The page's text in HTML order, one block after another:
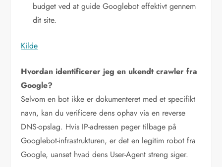
budget ved at guide Googlebot effektivt gennem
dit site.
Kilde
Hvordan identificerer jeg en ukendt crawler fra
Google?
Selvom en bot ikke er dokumenteret med et specifikt
navn, kan du verificere dens ophav via en reverse
DNS-opslag. Hvis IP-adressen peger tilbage på
Googlebot-infrastrukturen, er det en legitim robot fra
Google, uanset hvad dens User-Agent streng siger.